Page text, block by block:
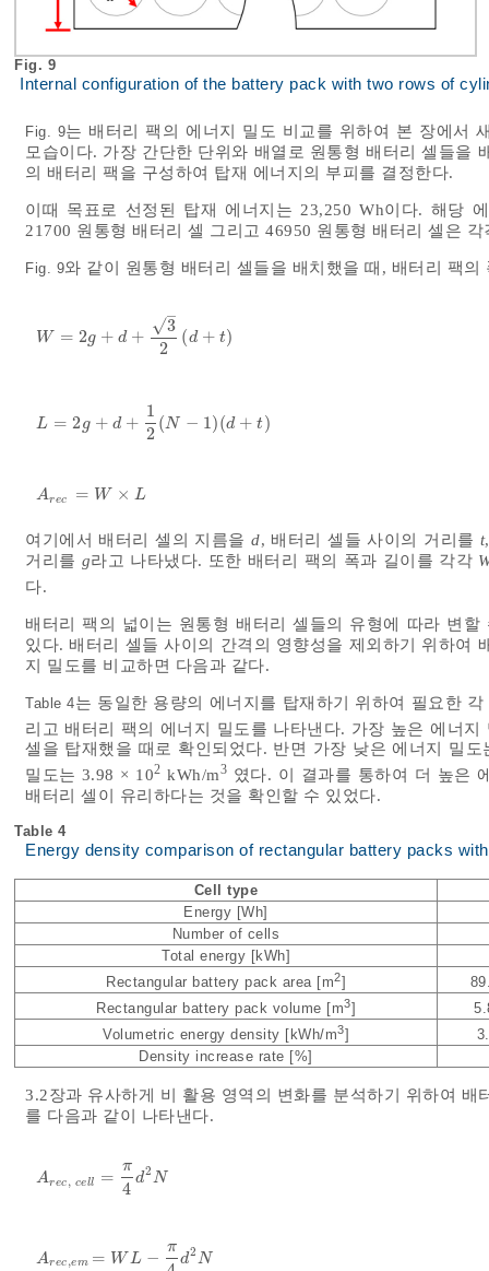
Fig. 9
Internal configuration of the battery pack with two rows of
Fig. 9는 배터리 팩의 에너지 밀도 비교를 위하여 본 장에서
모습이다. 가장 간단한 단위와 배열로 원통형 배터리 셀들을
의 배터리 팩을 구성하여 탑재 에너지의 부피를 결정한다.
이때 목표로 선정된 탑재 에너지는 23,250 Wh이다. 해당
21700 원통형 배터리 셀 그리고 46950 원통형 배터리 셀은
Fig. 9와 같이 원통형 배터리 셀들을 배치했을 때, 배터리 팩
W = 2g + d +
3
–
√
2
(d + t)
W=2g+d+32d+ t
L = 2g + d +
1
2
( N − 1 )(d + t)
L=2 g+d+12(N-1)(d+ t)
Arec = W × L
A rec =W ×L
여기에서 배터리 셀의 지름을d, 배터리 셀들 사이의 거리를 t
거리를 g라고 나타냈다. 또한 배터리 팩의 폭과 길이를 각각
다.
배터리 팩의 넓이는 원통형 배터리 셀들의 유형에 따라 변
있다. 배터리 셀들 사이의 간격의 영향성을 제외하기 위하여
지 밀도를 비교하면 다음과 같다.
Table 4는 동일한 용량의 에너지를 탑재하기 위하여 필요한
리고 배터리 팩의 에너지 밀도를 나타낸다. 가장 높은 에너지
셀을 탑재했을 때로 확인되었다. 반면 가장 낮은 에너지 밀
밀도는 3.98 × 102 kWh/m3 였다. 이 결과를 통하여 더 높은
배터리 셀이 유리하다는 것을 확인할 수 있었다.
Table 4
Energy density comparison of rectangular battery packs
Cell type
Energy [Wh]
Number of cells
Total energy [kWh]
Rectangular battery pack area [m2
Rectangular battery pack volume [m3
Volumetric energy density [kWh/m3
Density increase rate [%]
3.2장과 유사하게 비 활용 영역의 변화를 분석하기 위하여
를 다음과 같이 나타낸다.
Arec , cell =
π
4
d2N
Are c, c el =π4d
Arec ,em = W L −
π
d2 N
Are c,em=WL-π4d2